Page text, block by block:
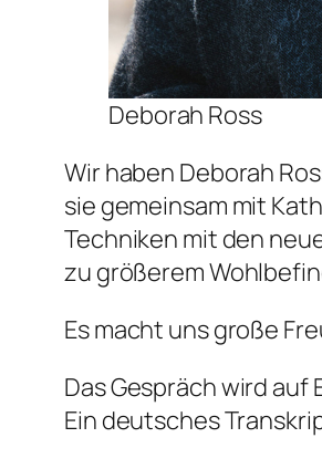
Deborah Ross
Wir haben Deborah
sie gemeinsam mit
Techniken mit den
zu größerem
Es macht uns große
Das Gespräch wird
Ein deutsches